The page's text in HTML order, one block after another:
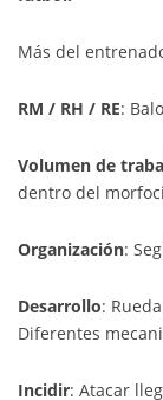
Más del
RM / RH / RE:
Volumen de
dentro del
Organización:
Desarrollo:
Diferentes
Incidir: Atacar